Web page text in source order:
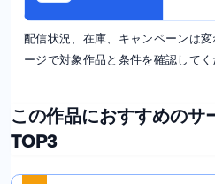
配信状況、在庫、キャンペーンは
ージで対象作品と条件を確認してく
この作品におすすめのサ
TOP3